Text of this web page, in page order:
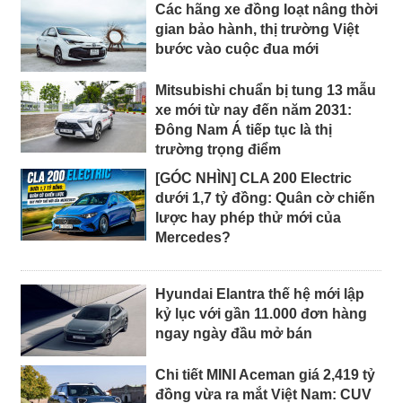
Các hãng xe đồng loạt nâng thời
gian bảo hành, thị trường Việt
bước vào cuộc đua mới
Mitsubishi chuẩn bị tung 13 mẫu
xe mới từ nay đến năm 2031:
Đông Nam Á tiếp tục là thị
trường trọng điểm
[GÓC NHÌN] CLA 200 Electric
dưới 1,7 tỷ đồng: Quân cờ chiến
lược hay phép thử mới của
Mercedes?
Hyundai Elantra thế hệ mới lập
kỷ lục với gần 11.000 đơn hàng
ngay ngày đầu mở bán
Chi tiết MINI Aceman giá 2,419 tỷ
đồng vừa ra mắt Việt Nam: CUV